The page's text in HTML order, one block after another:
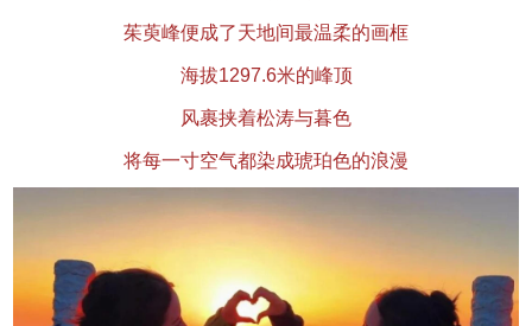
茱萸峰便成了天地间最温柔的画框
海拔1297.6米的峰顶
风裹挟着松涛与暮色
将每一寸空气都染成琥珀色的浪漫